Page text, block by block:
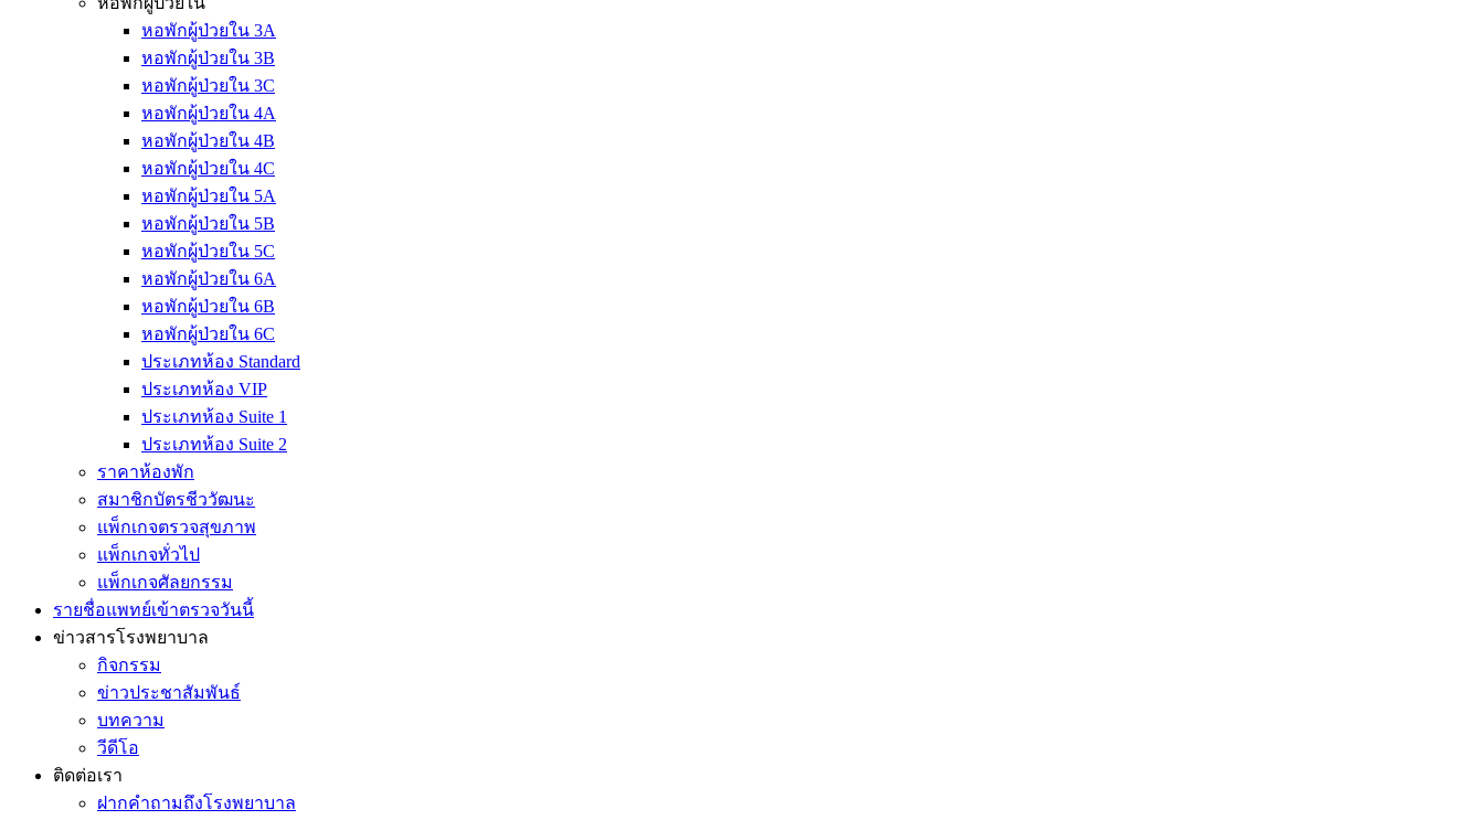
หอพักผู้ป่วยใน 3A
หอพักผู้ป่วยใน 3B
หอพักผู้ป่วยใน 3C
หอพักผู้ป่วยใน 4A
หอพักผู้ป่วยใน 4B
หอพักผู้ป่วยใน 4C
หอพักผู้ป่วยใน 5A
หอพักผู้ป่วยใน 5B
หอพักผู้ป่วยใน 5C
หอพักผู้ป่วยใน 6A
หอพักผู้ป่วยใน 6B
หอพักผู้ป่วยใน 6C
ประเภทห้อง Standard
ประเภทห้อง VIP
ประเภทห้อง Suite 1
ประเภทห้อง Suite 2
ราคาห้องพัก
สมาชิกบัตรชีววัฒนะ
แพ็กเกจตรวจสุขภาพ
แพ็กเกจทั่วไป
แพ็กเกจศัลยกรรม
รายชื่อแพทย์เข้าตรวจวันนี้
ข่าวสารโรงพยาบาล
กิจกรรม
ข่าวประชาสัมพันธ์
บทความ
วีดีโอ
ติดต่อเรา
ฝากคำถามถึงโรงพยาบาล